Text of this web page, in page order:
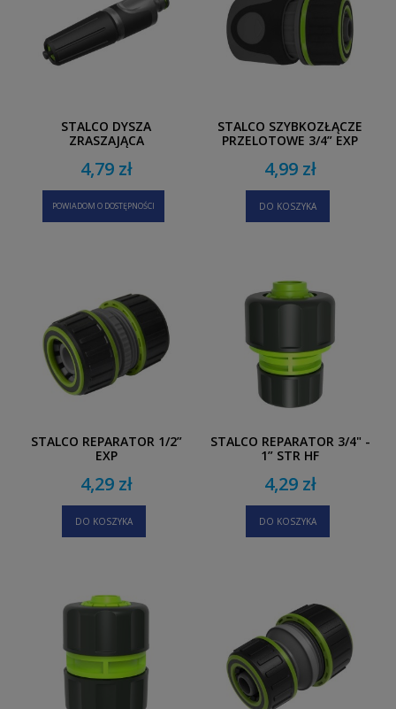
STALCO DYSZA
ZRASZAJĄCA
4,79 zł
POWIADOM O DOSTĘPNOŚCI
STALCO SZYBKOZŁĄCZE
PRZELOTOWE 3/4” EXP
4,99 zł
DO KOSZYKA
STALCO REPARATOR 1/2”
EXP
4,29 zł
DO KOSZYKA
STALCO REPARATOR 3/4" -
1” STR HF
4,29 zł
DO KOSZYKA